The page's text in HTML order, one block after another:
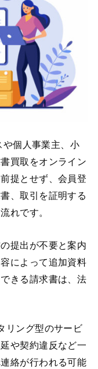
や個人事業主、小
買取をオンライン
提とせず、会員登
、取引を証明する
れです。
提出が不要と案内
によって追加資料
きる請求書は、法
リング型のサービ
や契約違反など一
絡が行われる可能